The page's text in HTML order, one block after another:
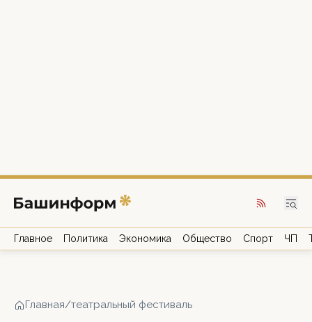
Главное Политика Экономика Общество Спорт ЧП
Главная/театральный фестиваль